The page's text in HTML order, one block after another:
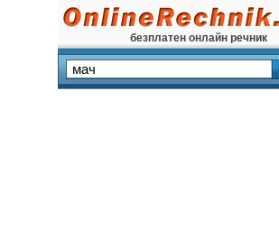
безплатен онлайн речник